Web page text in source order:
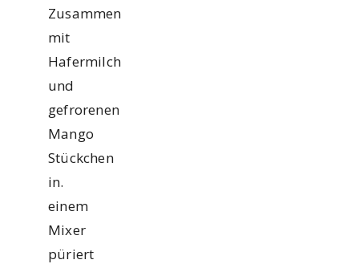
Zusammen
mit
Hafermilch
und
gefrorenen
Mango
Stückchen
in.
einem
Mixer
püriert